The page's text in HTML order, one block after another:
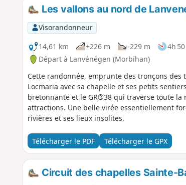
Les vallons au nord de
Visorandonneur
14,61 km
+226 m -229 m 4h 50
Départ à Lanvénégen (Morbihan)
Cette randonnée, emprunte des tronçons
Locmaria avec sa chapelle et ses petits
bretonnante et le GR®38 qui traverse toute
attractions. Une belle virée essentiellement
rivières et ses lieux insolites.
Télécharger le PDF Télécharger le GPX
Circuit des chapelles Sainte-